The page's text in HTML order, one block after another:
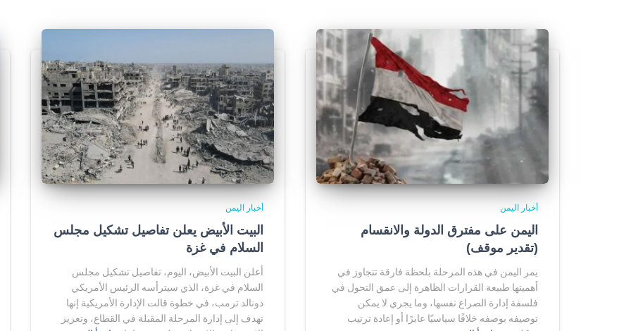
أخبار اليمن
اليمن على مفترق الدولة والانقسام
(تقدير موقف)
يمر اليمن في هذه المرحلة بلحظة فارقة تتجاوز في
أهميتها طبيعة القرارات الظاهرة إلى عمق التحول في
فلسفة إدارة الصراع نفسها، وما يجري لا يمكن
توصيفه بوصفه خلافًا سياسيًا عابرًا أو إعادة ترتيب
أخبار اليمن
البيت الأبيض يعلن تفاصيل تشكيل مجلس
السلام في غزة
أعلن البيت الأبيض، اليوم، تفاصيل تشكيل مجلس
السلام في غزة، الذي سيترأسه الرئيس الأمريكي
دونالد ترمب، في خطوة قالت الإدارة الأمريكية إنها
تهدف إلى إدارة المرحلة المقبلة في القطاع، وتعزيز